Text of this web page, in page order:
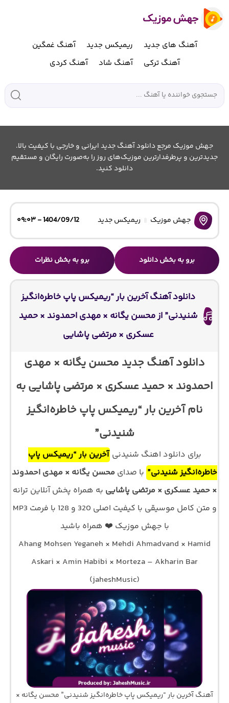
آهنگ های جدید ریمیکس جدید
آهنگ غمگین
آهنگ ترکی
آهنگ شاد آهنگ کردی
جهش موزیک مرجع دانلود آهنگ جدید ایرانی و خارجی با کیفیت بالا.
جدیدترین و پرطرفدارترین موزیک‌های روز را به‌صورت رایگان و مستقیم
دانلود کنید.
جهش موزیک ریمیکس جدید 1404/09/12 - ۰۹:۰۳
برو به بخش دانلود برو به بخش نظرات
دانلود آهنگ آخرین بار “ریمیکس پاپ خاطره‌انگیز
شنیدنی” از محسن یگانه × مهدی احمدوند × حمید
عسکری × مرتضی پاشایی
دانلود آهنگ جدید محسن یگانه × مهدی
احمدوند × حمید عسکری × مرتضی پاشایی به
نام آخرین بار “ریمیکس پاپ خاطره‌انگیز
شنیدنی”
برای دانلود اهنگ شنیدنیآخرین بار “ریمیکس پاپ
خاطره‌انگیز شنیدنی” با صدای محسن یگانه × مهدی احمدوند
× حمید عسکری × مرتضی پاشایی به همراه پخش آنلاین ترانه
و متن کامل موسیقی با کیفیت اصلی 320 و 128 با فرمت MP3
با جهش موزیک ❤️ همراه باشید
Ahang Mohsen Yeganeh × Mehdi Ahmadvand × Hamid
Askari × Amin Habibi × Morteza – Akharin Bar
(jaheshMusic)
آهنگ آخرین بار “ریمیکس پاپ خاطره‌انگیز شنیدنی” محسن یگانه ×